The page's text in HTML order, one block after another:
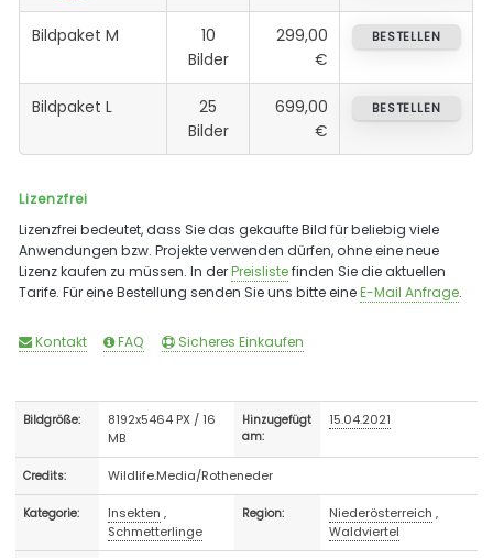
Bildpaket M
10
Bilder
299,00
€
BESTELLEN
Bildpaket L
25
Bilder
699,00
€
BESTELLEN
Lizenzfrei
Lizenzfrei bedeutet, dass Sie das gekaufte Bild für beliebig viele
Anwendungen bzw. Projekte verwenden dürfen, ohne eine neue
Lizenz kaufen zu müssen. In derPreislistefinden Sie die aktuellen
Tarife. Für eine Bestellung senden Sie uns bitte eineE-Mail Anfrage.
Kontakt FAQ Sicheres Einkaufen
Bildgröße:
8192x5464 PX / 16
MB
Hinzugefügt
am:
15.04.2021
Credits: Wildlife.Media/Rotheneder
Kategorie: Insekten ,
Schmetterlinge
Region: Niederösterreich ,
Waldviertel